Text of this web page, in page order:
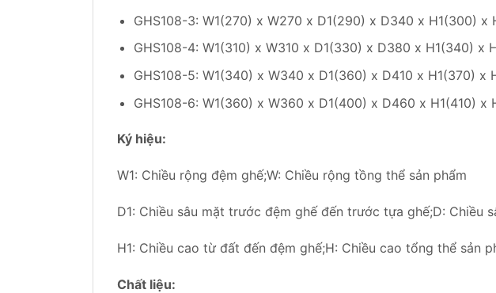
GHS108-3: W1(270) x W270 x D1(290) x D340 x H1(300) x
GHS108-4: W1(310) x W310 x D1(330) x D380 x H1(340) x
GHS108-5: W1(340) x W340 x D1(360) x D410 x H1(370) x
GHS108-6: W1(360) x W360 x D1(400) x D460 x H1(410) x
Ký hiệu:
W1: Chiều rộng đệm ghế;W: Chiều rộng tồng thể sản phẩm
D1: Chiều sâu mặt trước đệm ghế đến trước tựa ghế;D: Chiều
H1: Chiều cao từ đất đến đệm ghế;H: Chiều cao tổng thể sản
Chất liệu: